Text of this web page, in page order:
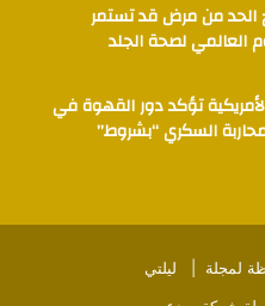
الحد من مرض قد تستمر
العالمي لصحة الجلد
تؤكد دور القهوة في
السكري “بشروط”
لمجلة | ليلتي